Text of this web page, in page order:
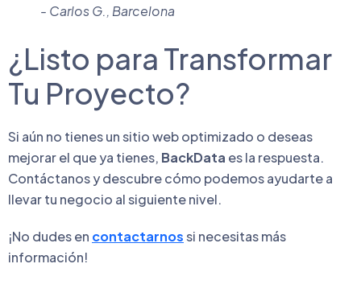
- Carlos G., Barcelona
¿Listo para Transformar
Tu Proyecto?
Si aún no tienes un sitio web optimizado o deseas
mejorar el que ya tienes, BackData es la respuesta.
Contáctanos y descubre cómo podemos ayudarte a
llevar tu negocio al siguiente nivel.
¡No dudes en contactarnossi necesitas más
información!